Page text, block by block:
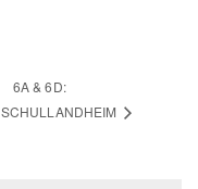
6A & 6D:
SCHULLANDHEIM